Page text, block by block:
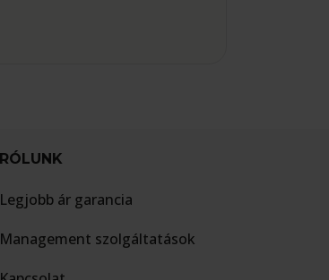
RÓLUNK
Legjobb ár garancia
Management szolgáltatások